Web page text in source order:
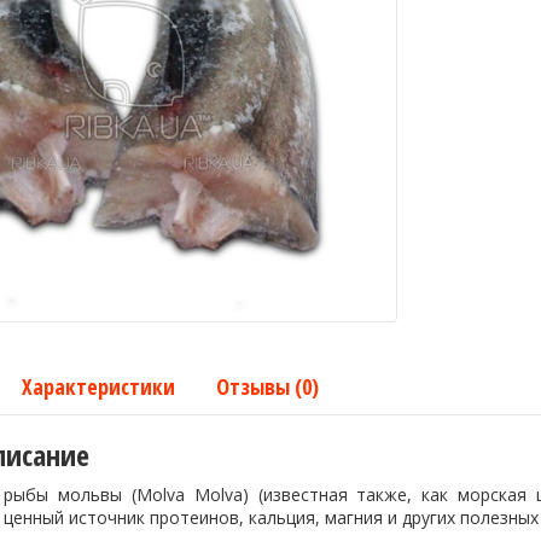
Характеристики Отзывы (0)
мольвы (Molva Molva) (известная также, как морская
источник протеинов, кальция, магния и других